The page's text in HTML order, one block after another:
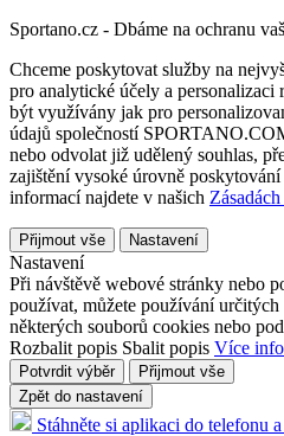
Sportano.cz - Dbáme na ochranu
Chceme poskytovat služby na
pro analytické účely a
být využívány jak pro
údajů společností
nebo odvolat již udělený souhlas,
zajištění vysoké úrovně
informací najdete v našich
Přijmout vše Nastavení
Nastavení
Při návštěvě webové stránky nebo
používat, můžete používání
některých souborů cookies nebo
Rozbalit popis Sbalit popis Více
Potvrdit výběr
Přijmout vše
Zpět do nastavení
Stáhněte si aplikaci do telefonu